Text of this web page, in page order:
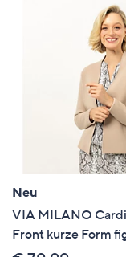
Neu
VIA MILANO
Front kurze Form